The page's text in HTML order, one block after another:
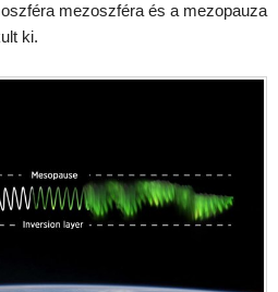
mezoszféra és a mezopauza
ki.